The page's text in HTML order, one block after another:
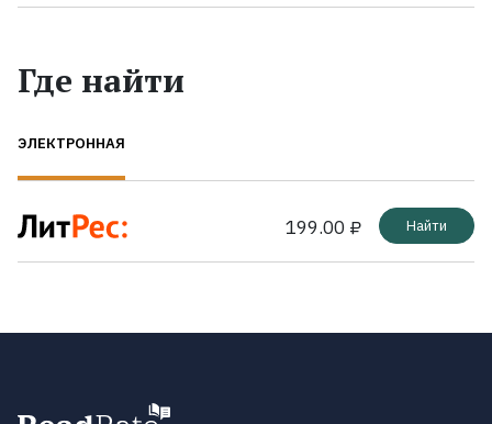
Где найти
ЭЛЕКТРОННАЯ
199.00 ₽ Найти